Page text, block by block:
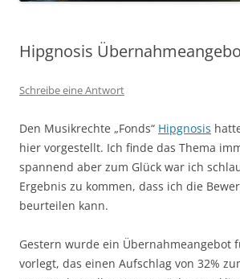
Hipgnosis
Schreibe eine Antwort
Den Musikrechte „Fonds“ Hipgnosis
hier vorgestellt. Ich finde das Thema
spannend aber zum Glück war ich
Ergebnis zu kommen, dass ich die
beurteilen kann.
Gestern wurde ein Übernahmeangebot
vorlegt, das einen Aufschlag von 32%